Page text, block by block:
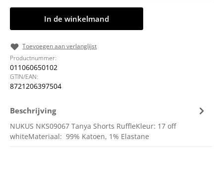
In de winkelmand
Toevoegen aan verlanglijst
Productnummer:
011060650102
GTIN/EAN:
8721206397504
Beschrijving
NUKUS NKS09067 Tanya Shorts RuffleKleur: 17 off
whiteMateriaal: 99% Katoen, 1% Elastane